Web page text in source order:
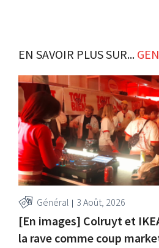
EN SAVOIR PLUS SUR...
Général 3 Août, 2026
[En images] Colruyt et
la rave comme coup